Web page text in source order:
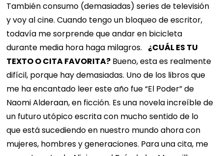
También consumo (demasiadas) series de televisión
y voy al cine. Cuando tengo un bloqueo de escritor,
todavía me sorprende que andar en bicicleta
durante media hora haga milagros. ¿CUÁL ES TU
TEXTO O CITA FAVORITA? Bueno, esta es realmente
difícil, porque hay demasiadas. Uno de los libros que
me ha encantado leer este año fue “El Poder” de
Naomi Alderaan, en ficción. Es una novela increíble de
un futuro utópico escrita con mucho sentido de lo
que está sucediendo en nuestro mundo ahora con
mujeres, hombres y generaciones. Para una cita, me